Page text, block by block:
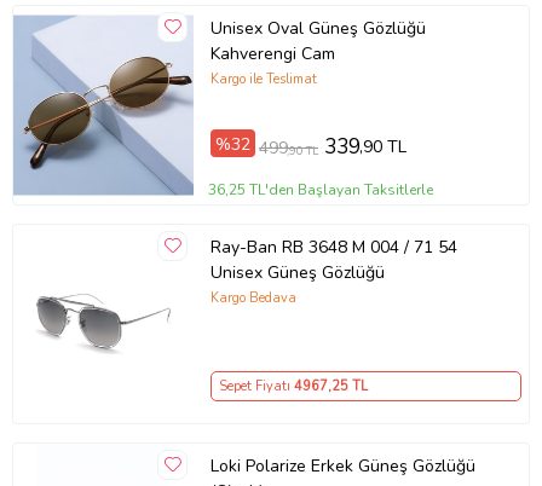
Unisex Oval Güneş Gözlüğü
Kahverengi Cam
Kargo ile Teslimat
%32 499,90 TL 339,90 TL
36,25 TL'den Başlayan Taksitlerle
Ray-Ban RB 3648 M 004 / 71 54
Unisex Güneş Gözlüğü
Kargo Bedava
Sepet Fiyatı 4967,25 TL
Loki Polarize Erkek Güneş Gözlüğü